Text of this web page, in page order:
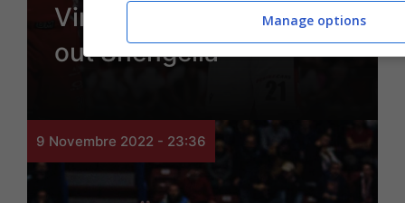
Virtus, contro Valencia
out Shengelia
9 Novembre 2022 - 23:36
Manage options